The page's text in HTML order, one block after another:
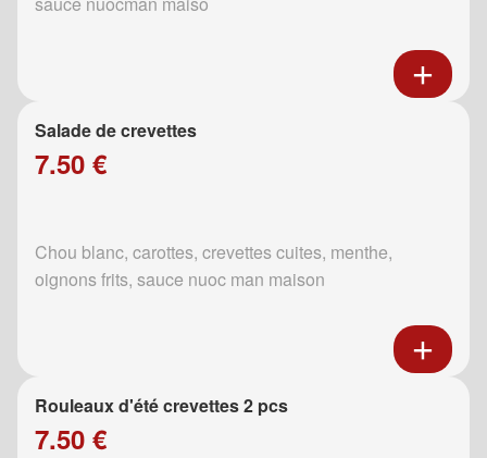
Salade de crevettes
7.50 €
Chou blanc, carottes, crevettes cuites, menthe,
oignons frits, sauce nuoc man maison
Rouleaux d'été crevettes 2 pcs
7.50 €